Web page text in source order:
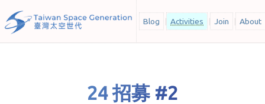
Blog Activities Join About
24 招募 #2